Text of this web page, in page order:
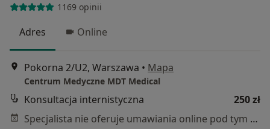
1169 opinii
Adres Online
Pokorna 2/U2, Warszawa • Mapa
Centrum Medyczne MDT Medical
Konsultacja internistyczna
250 zł
Specjalista nie oferuje umawiania online pod tym adresem.